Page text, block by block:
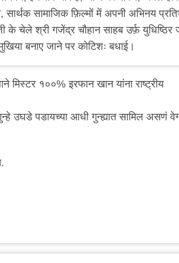
सार्थक सामाजिक फ़िल्मों में अपनी अभिनय
के चेले श्री गजेंद्र चौहान साहब उर्फ़ युधिष्ठिर
बनाए जाने पर कोटिशः बधाई।
मिस्टर १००% इरफान खान यांना राष्ट्रीय
उघडे पडायच्या आधी गुन्ह्यात सामिल असणं